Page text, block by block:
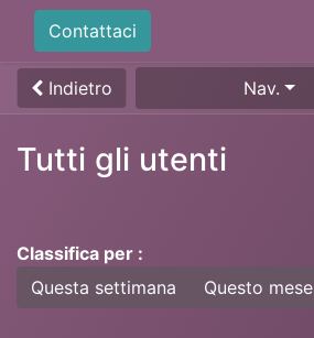
Contattaci
Indietro Nav.
Tutti gli utenti
Classifica per :
Questa settimana
Questo mese